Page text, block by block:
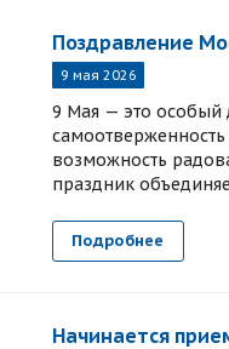
Поздравление
9 мая 2026
9 Мая — это особый
возможность
праздник
Подробнее
Начинается